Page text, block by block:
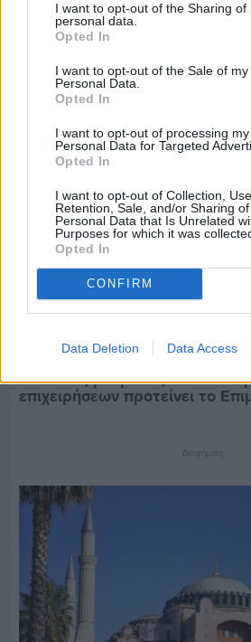
I want to opt-out of the Sharing of
personal data.
Opted In
I want to opt-out of the Sale of my
Personal Data.
Opted In
I want to opt-out of processing my
Personal Data for Targeted
Opted In
I want to opt-out of Collection, Use,
Retention, Sale, and/or Sharing
Personal Data that Is Unrelated
Purposes for which it was
Opted In
CONFIRM
Data Deletion Data Access
Εργασίες ασφαλτόστρωσης σε
Βαρβασίου
Πριν 5 ημέρες
Διακοπές ρεύματος:
επιχειρήσεων προτείνει το
Διαφήμιση